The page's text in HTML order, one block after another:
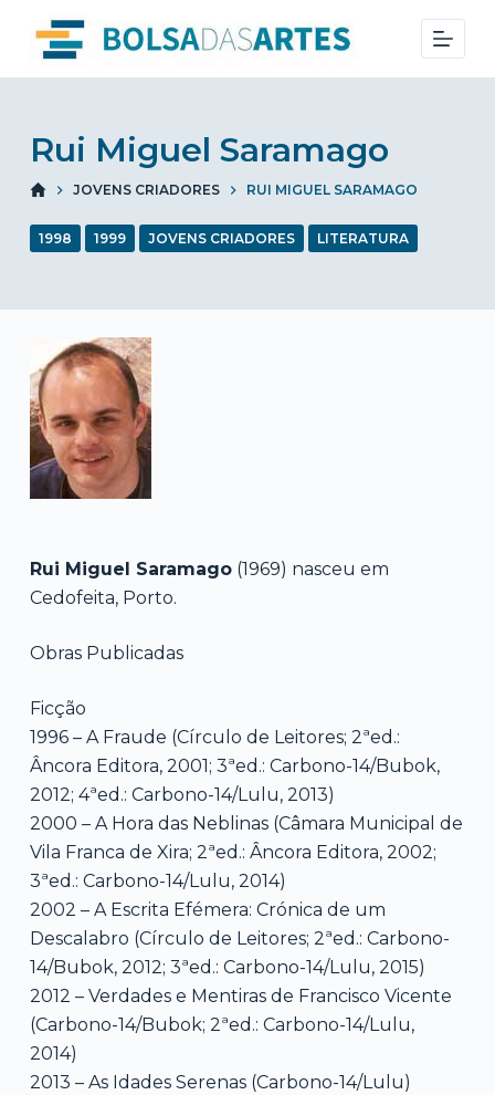
i
c
o
n
e
Rui Miguel Saramago
JOVENS CRIADORES RUI MIGUEL SARAMAGO
1998 1999 JOVENS CRIADORES LITERATURA
Rui Miguel Saramago(1969) nasceu em
Cedofeita, Porto.
Obras Publicadas
Ficção
1996 – A Fraude (Círculo de Leitores; 2ªed.:
Âncora Editora, 2001; 3ªed.: Carbono-14/Bubok,
2012; 4ªed.: Carbono-14/Lulu, 2013)
2000 – A Hora das Neblinas (Câmara Municipal de
Vila Franca de Xira; 2ªed.: Âncora Editora, 2002;
3ªed.: Carbono-14/Lulu, 2014)
2002 – A Escrita Efémera: Crónica de um
Descalabro (Círculo de Leitores; 2ªed.: Carbono-
14/Bubok, 2012; 3ªed.: Carbono-14/Lulu, 2015)
2012 – Verdades e Mentiras de Francisco Vicente
(Carbono-14/Bubok; 2ªed.: Carbono-14/Lulu,
2014)
2013 – As Idades Serenas (Carbono-14/Lulu)